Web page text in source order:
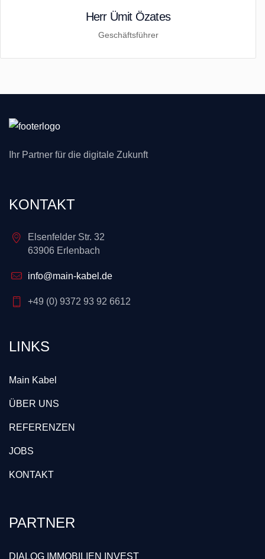
Herr Ümit Özates
Geschäftsführer
Ihr Partner für die digitale Zukunft
KONTAKT
Elsenfelder Str. 32
63906 Erlenbach
info@main-kabel.de
+49 (0) 9372 93 92 6612
LINKS
Main Kabel
ÜBER UNS
REFERENZEN
JOBS
KONTAKT
PARTNER
DIALOG IMMOBILIEN INVEST